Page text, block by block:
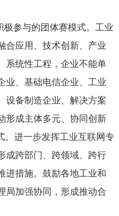
极参与的团体赛模式。工业
合应用、技术创新、产业
系统性工程，企业不能单
业、基础电信企业、工业
设备制造企业、解决方案
形成主体多元、协同创新
。进一步发挥工业互联网专
成跨部门、跨领域、跨行
进措施。鼓励各地工业和
局加强协同，形成推动合